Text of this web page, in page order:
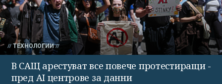
ТЕХНОЛОГИИ
В САЩ арестуват все повече протестиращи -
пред AI центрове за данни